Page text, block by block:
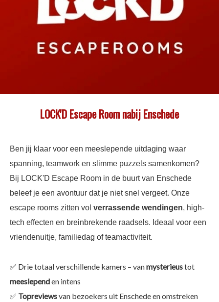
LOCK'D Escape Room nabij Enschede
Ben jij klaar voor een meeslepende uitdaging waar
spanning, teamwork en slimme puzzels samenkomen?
Bij LOCK'D Escape Room in de buurt van Enschede
beleef je een avontuur dat je niet snel vergeet. Onze
escape rooms zitten vol verrassende wendingen, high-
tech effecten en breinbrekende raadsels. Ideaal voor een
vriendenuitje, familiedag of teamactiviteit.
✅ Drie totaal verschillende kamers – vanmysterieustot
meeslependen intens
✅ Topreviewsvan bezoekers uit Enschede en omstreken